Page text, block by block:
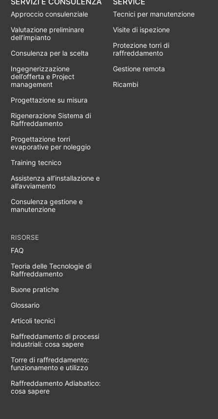
Approccio consulenziale
Valutazione preliminare
dell’impianto
Consulenza per la scelta
Ingegnerizzazione
dell’offerta e Project
management
Progettazione su misura
Rigenerazione Sistema di
Raffreddamento
Progettazione torri
evaporative per noleggio
Training tecnico
Assistenza all’installazione e
all’avviamento
Consulenza gestione e
manutenzione
Tecnici per manutenzione
Visite di ispezione
Protezione torri di
raffreddamento
Gestione remota
Ricambi
RISORSE
FAQ
Teoria delle Tecnologie di
Raffreddamento
Buone pratiche
Glossario
Articoli tecnici
Raffreddamento di processi
industriali: cosa sapere
Torre di raffreddamento:
funzionamento e utilizzo
Raffreddamento Adiabatico:
cosa sapere